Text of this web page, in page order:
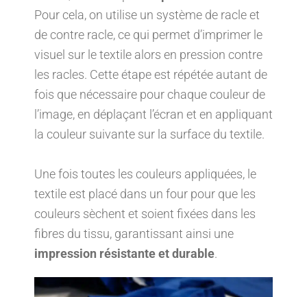
Pour cela, on utilise un système de racle et
de contre racle, ce qui permet d’imprimer le
visuel sur le textile alors en pression contre
les racles. Cette étape est répétée autant de
fois que nécessaire pour chaque couleur de
l’image, en déplaçant l’écran et en appliquant
la couleur suivante sur la surface du textile.
Une fois toutes les couleurs appliquées, le
textile est placé dans un four pour que les
couleurs sèchent et soient fixées dans les
fibres du tissu, garantissant ainsi une
impression résistante et durable.